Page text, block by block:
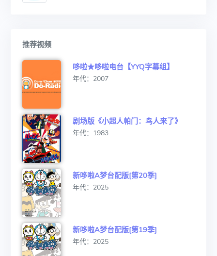
推荐视频
哆啦★哆啦电台【YYQ字幕组】
年代：2007
剧场版《小超人帕门：鸟人来了》
年代：1983
新哆啦A梦台配版[第20季]
年代：2025
新哆啦A梦台配版[第19季]
年代：2025